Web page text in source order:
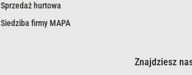
Sprzedaż hurtowa
Siedziba firmy MAPA
Znajdziesz